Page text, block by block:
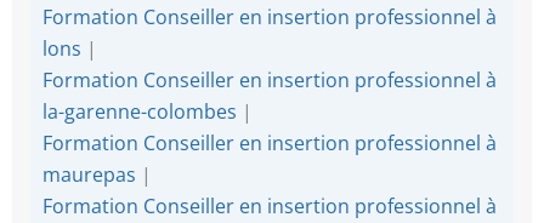
Formation Conseiller en insertion professionnel à
lons |
Formation Conseiller en insertion professionnel à
la-garenne-colombes |
Formation Conseiller en insertion professionnel à
maurepas |
Formation Conseiller en insertion professionnel à